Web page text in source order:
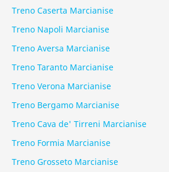
Treno Caserta Marcianise
Treno Napoli Marcianise
Treno Aversa Marcianise
Treno Taranto Marcianise
Treno Verona Marcianise
Treno Bergamo Marcianise
Treno Cava de' Tirreni Marcianise
Treno Formia Marcianise
Treno Grosseto Marcianise